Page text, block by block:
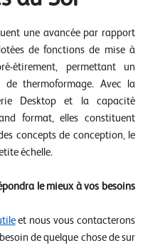
une avancée par rapport
de fonctions de mise à
étirement, permettant un
de thermoformage. Avec la
Desktop et la capacité
format, elles constituent
concepts de conception, le
échelle.
le mieux à vos besoins
et nous vous contacterons
de quelque chose de sur